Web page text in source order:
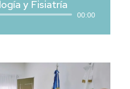
y Fisiatría
Reproductor
audio
00:00